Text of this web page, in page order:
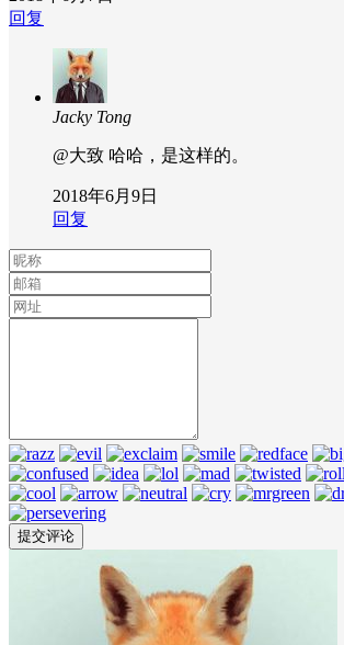
回复
Jacky Tong
@大致 哈哈，是这样的。
2018年6月9日
回复